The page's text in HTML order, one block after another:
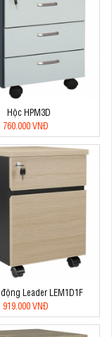
Hộc HPM3D
760.000 VNĐ
Leader LEM1D1F
919.000 VNĐ